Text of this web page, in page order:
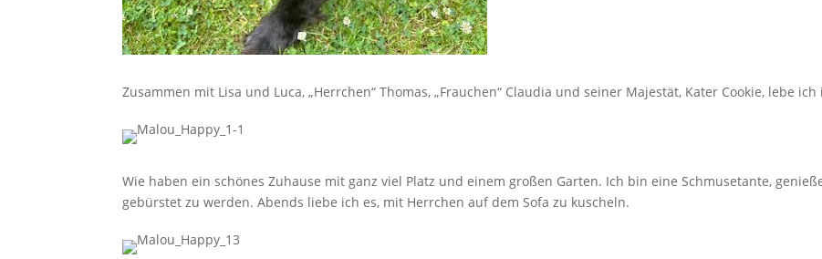
Zusammen mit Lisa und Luca, „Herrchen“ Thomas, „Frauchen“ Claudia und seiner Majestät, Kater Cookie, lebe
Wie haben ein schönes Zuhause mit ganz viel Platz und einem großen Garten. Ich bin eine Schmusetante,
gebürstet zu werden. Abends liebe ich es, mit Herrchen auf dem Sofa zu kuscheln.